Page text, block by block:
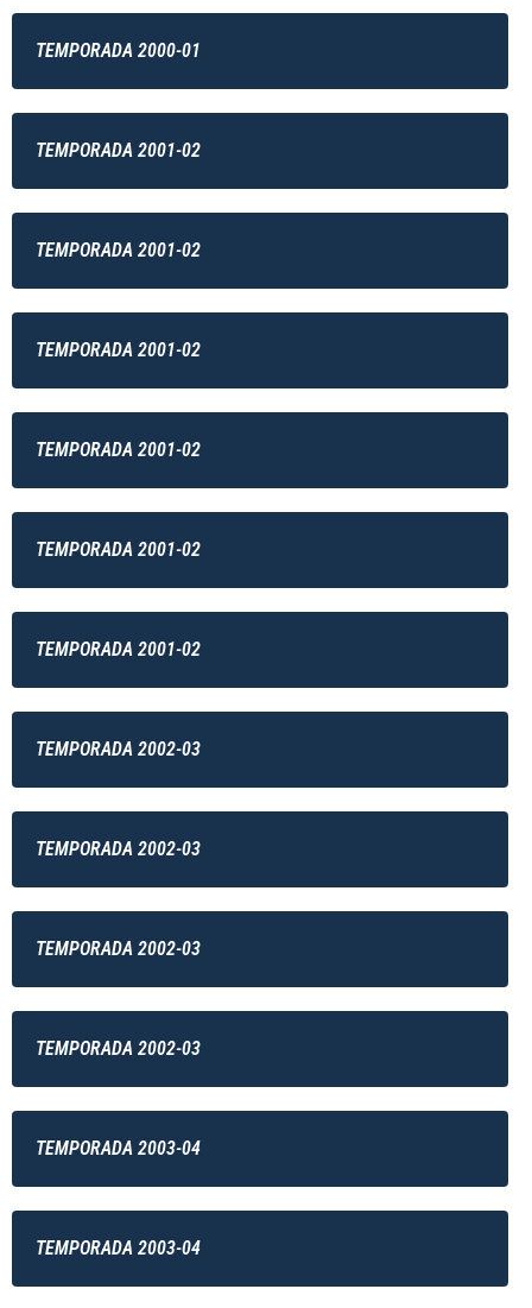
TEMPORADA 2000-01
TEMPORADA 2001-02
TEMPORADA 2001-02
TEMPORADA 2001-02
TEMPORADA 2001-02
TEMPORADA 2001-02
TEMPORADA 2001-02
TEMPORADA 2002-03
TEMPORADA 2002-03
TEMPORADA 2002-03
TEMPORADA 2002-03
TEMPORADA 2003-04
TEMPORADA 2003-04